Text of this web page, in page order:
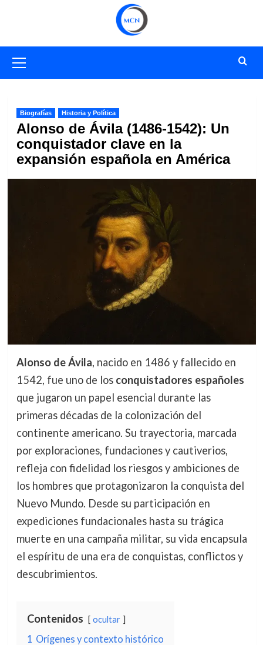
primario
Biografías Historia y Política
Alonso de Ávila (1486-1542): Un
conquistador clave en la
expansión española en América
Alonso de Ávila, nacido en 1486 y fallecido en
1542, fue uno de los conquistadores españoles
que jugaron un papel esencial durante las
primeras décadas de la colonización del
continente americano. Su trayectoria, marcada
por exploraciones, fundaciones y cautiverios,
refleja con fidelidad los riesgos y ambiciones de
los hombres que protagonizaron la conquista del
Nuevo Mundo. Desde su participación en
expediciones fundacionales hasta su trágica
muerte en una campaña militar, su vida encapsula
el espíritu de una era de conquistas, conflictos y
descubrimientos.
Contenidos ocultar
1 Orígenes y contexto histórico